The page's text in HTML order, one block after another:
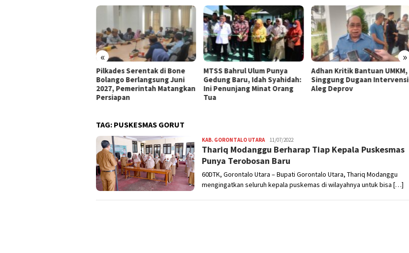
« »
Pilkades Serentak di Bone
Bolango Berlangsung Juni
2027, Pemerintah Matangkan
Persiapan
MTSS Bahrul Ulum Punya
Gedung Baru, Idah Syahidah:
Ini Penunjang Minat Orang
Tua
Adhan Kritik Bantuan UMKM,
Singgung Dugaan Intervensi
Aleg Deprov
TAG: PUSKESMAS GORUT
KAB. GORONTALO UTARAUsman
Dai
11/07/2022
Thariq Modanggu Berharap Tiap Kepala Puskesmas
Punya Terobosan Baru
60DTK, Gorontalo Utara – Bupati Gorontalo Utara, Thariq Modanggu
mengingatkan seluruh kepala puskemas di wilayahnya untuk bisa […]